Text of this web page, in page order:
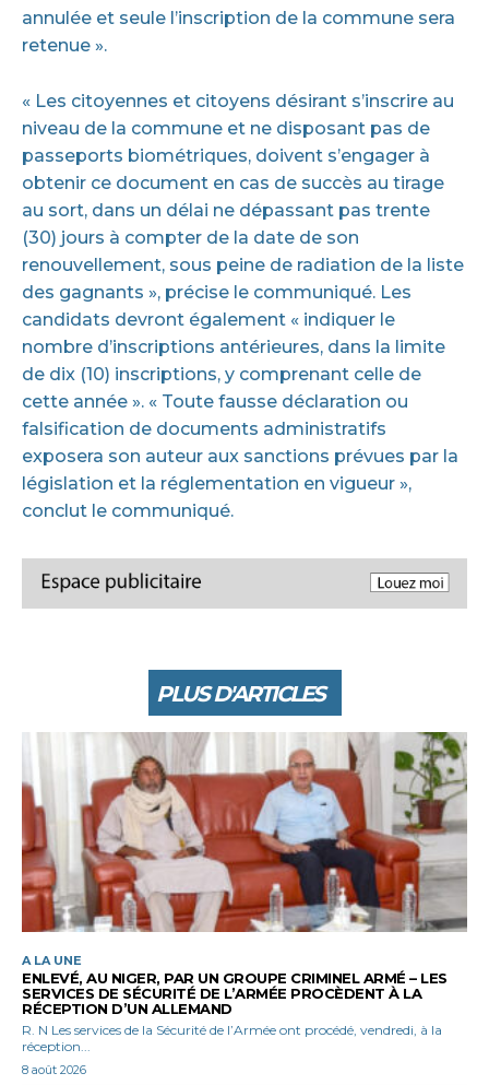
annulée et seule l’inscription de la commune sera
retenue ».
« Les citoyennes et citoyens désirant s’inscrire au
niveau de la commune et ne disposant pas de
passeports biométriques, doivent s’engager à
obtenir ce document en cas de succès au tirage
au sort, dans un délai ne dépassant pas trente
(30) jours à compter de la date de son
renouvellement, sous peine de radiation de la liste
des gagnants », précise le communiqué. Les
candidats devront également « indiquer le
nombre d’inscriptions antérieures, dans la limite
de dix (10) inscriptions, y comprenant celle de
cette année ». « Toute fausse déclaration ou
falsification de documents administratifs
exposera son auteur aux sanctions prévues par la
législation et la réglementation en vigueur »,
conclut le communiqué.
PLUS D'ARTICLES
A LA UNE
ENLEVÉ, AU NIGER, PAR UN GROUPE CRIMINEL ARMÉ – LES
SERVICES DE SÉCURITÉ DE L’ARMÉE PROCÈDENT À LA
RÉCEPTION D’UN ALLEMAND
R. N Les services de la Sécurité de l’Armée ont procédé, vendredi, à la
réception...
8 août 2026